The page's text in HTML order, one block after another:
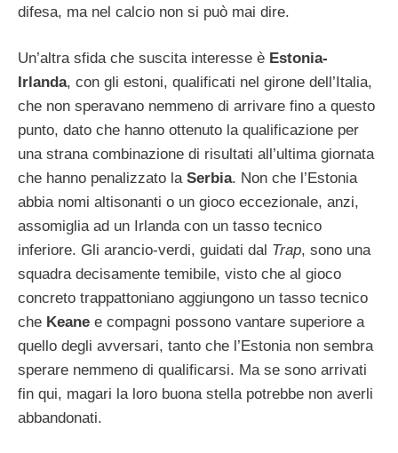
difesa, ma nel calcio non si può mai dire.
Un’altra sfida che suscita interesse è Estonia-
Irlanda, con gli estoni, qualificati nel girone dell’Italia,
che non speravano nemmeno di arrivare fino a questo
punto, dato che hanno ottenuto la qualificazione per
una strana combinazione di risultati all’ultima giornata
che hanno penalizzato la Serbia. Non che l’Estonia
abbia nomi altisonanti o un gioco eccezionale, anzi,
assomiglia ad un Irlanda con un tasso tecnico
inferiore. Gli arancio-verdi, guidati dal Trap, sono una
squadra decisamente temibile, visto che al gioco
concreto trappattoniano aggiungono un tasso tecnico
che Keane e compagni possono vantare superiore a
quello degli avversari, tanto che l’Estonia non sembra
sperare nemmeno di qualificarsi. Ma se sono arrivati
fin qui, magari la loro buona stella potrebbe non averli
abbandonati.